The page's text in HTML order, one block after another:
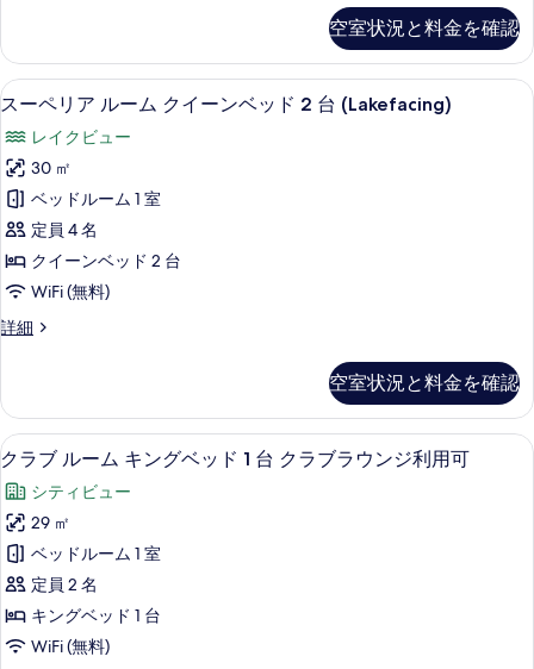
の
写
真
を
表
示
す
る
細
ン
グ
ベ
ッ
ド
台
ク
ラ
ブ
ン
ジ
利
用
可
の
す
べ
て
ス
ル
ー
キ
ン
グ
ベ
ッ
ド
台
ラ
ウ
ン
ジ
利
用
可
の
詳
空室状況と料金を確認
ス
ペ
リ
ア
ル
ー
ム
ク
ー
ン
ベ
ッ
ド
2
台
(Lakefacing)
の
スーペリア ルーム クイーンベッド
7
スーペリア ルーム クイーンベッド 2 台 (Lakefacing)
レイクビュー
30 ㎡
ベッドルーム 1 室
定員 4 名
クイーンベッド 2 台
WiFi (無料)
詳細
ス
ア
ル
ー
ク
イ
ー
ン
ベ
ッ
ド
2
空室状況と料金を確認
ク
ラ
ブ
ル
ー
ム
キ
ン
クラブ ルーム キングベッド 1 台 ク
14
クラブ ルーム キングベッド 1 台 クラブラウンジ利用可
シティビュー
29 ㎡
ベッドルーム 1 室
定員 2 名
キングベッド 1 台
WiFi (無料)